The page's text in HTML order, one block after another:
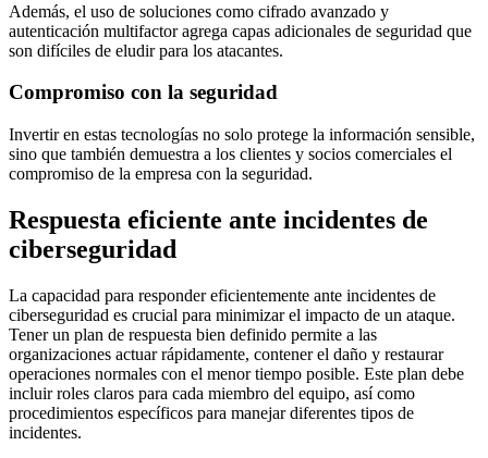
Además, el uso de soluciones como cifrado avanzado y
autenticación multifactor agrega capas adicionales de seguridad que
son difíciles de eludir para los atacantes.
Compromiso con la seguridad
Invertir en estas tecnologías no solo protege la información sensible,
sino que también demuestra a los clientes y socios comerciales el
compromiso de la empresa con la seguridad.
Respuesta eficiente ante incidentes de
ciberseguridad
La capacidad para responder eficientemente ante incidentes de
ciberseguridad es crucial para minimizar el impacto de un ataque.
Tener un plan de respuesta bien definido permite a las
organizaciones actuar rápidamente, contener el daño y restaurar
operaciones normales con el menor tiempo posible. Este plan debe
incluir roles claros para cada miembro del equipo, así como
procedimientos específicos para manejar diferentes tipos de
incidentes.